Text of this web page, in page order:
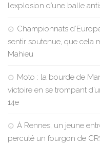
l’explosion d’une balle
Championnats
sentir soutenue, que cela
Mahieu
Moto : la bourde de
victoire en se trompant
14e
À Rennes, un jeune
percuté un fourgon de